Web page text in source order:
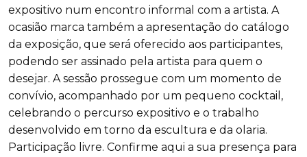
expositivo num encontro informal com a artista. A
ocasião marca também a apresentação do catálogo
da exposição, que será oferecido aos participantes,
podendo ser assinado pela artista para quem o
desejar. A sessão prossegue com um momento de
convívio, acompanhado por um pequeno cocktail,
celebrando o percurso expositivo e o trabalho
desenvolvido em torno da escultura e da olaria.
Participação livre. Confirme aqui a sua presença para